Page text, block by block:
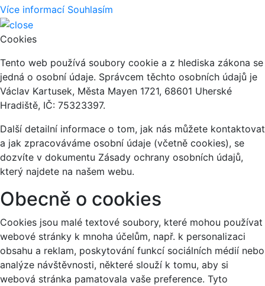
Více informací Souhlasím
Cookies
Tento web používá soubory cookie a z hlediska zákona se
jedná o osobní údaje. Správcem těchto osobních údajů je
Václav Kartusek, Města Mayen 1721, 68601 Uherské
Hradiště, IČ: 75323397.
Další detailní informace o tom, jak nás můžete kontaktovat
a jak zpracováváme osobní údaje (včetně cookies), se
dozvíte v dokumentu Zásady ochrany osobních údajů,
který najdete na našem webu.
Obecně o cookies
Cookies jsou malé textové soubory, které mohou používat
webové stránky k mnoha účelům, např. k personalizaci
obsahu a reklam, poskytování funkcí sociálních médií nebo
analýze návštěvnosti, některé slouží k tomu, aby si
webová stránka pamatovala vaše preference. Tyto